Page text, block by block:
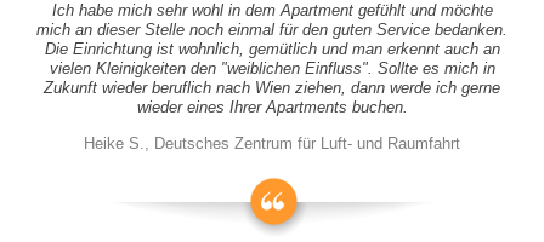
Ich habe mich sehr wohl in dem Apartment gefühlt und möchte
mich an dieser Stelle noch einmal für den guten Service bedanken.
Die Einrichtung ist wohnlich, gemütlich und man erkennt auch an
vielen Kleinigkeiten den "weiblichen Einfluss". Sollte es mich in
Zukunft wieder beruflich nach Wien ziehen, dann werde ich gerne
wieder eines Ihrer Apartments buchen.
Heike S., Deutsches Zentrum für Luft- und Raumfahrt